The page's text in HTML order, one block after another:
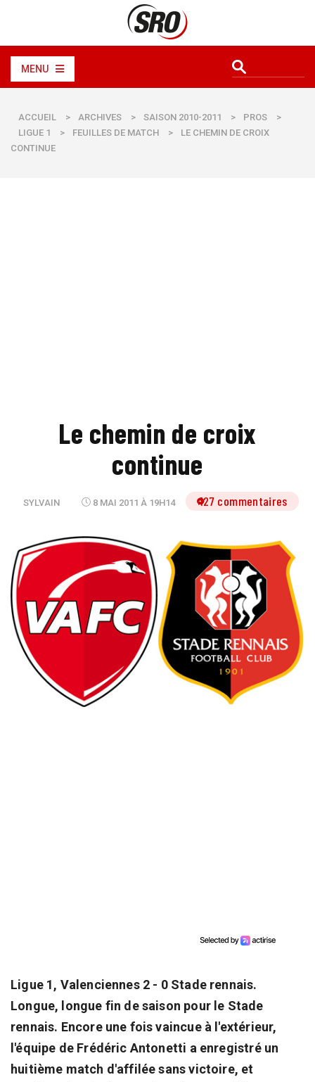
MENU
ACCUEIL > ARCHIVES > SAISON 2010-2011 > PROS
>
LIGUE 1
> FEUILLES DE MATCH >
LE CHEMIN DE CROIX
CONTINUE
Le chemin de croix
continue
SYLVAIN 8 MAI 2011 À 19H14 127 commentaires
Ligue 1, Valenciennes 2 - 0 Stade rennais.
Longue, longue fin de saison pour le Stade
rennais. Encore une fois vaincue à l'extérieur,
l'équipe de Frédéric Antonetti a enregistré un
huitième match d'affilée sans victoire, et